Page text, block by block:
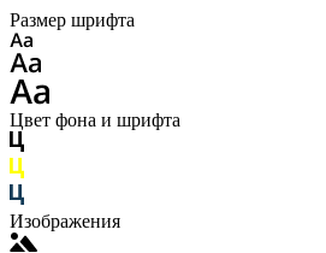
Размер шрифта
Цвет фона и шрифта
Изображения